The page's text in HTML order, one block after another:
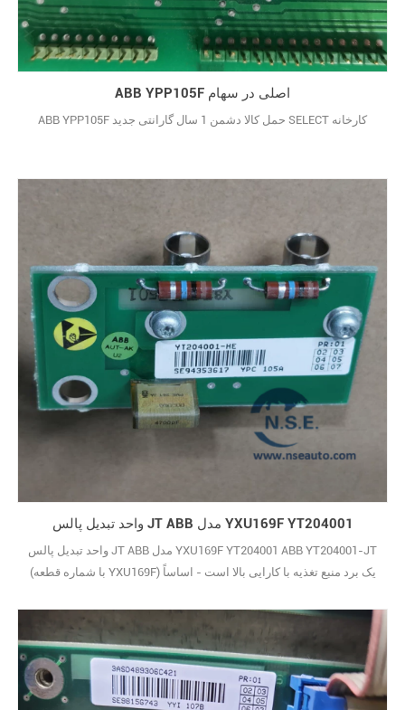
ABB YPP105F اصلی در سهام
ABB YPP105F حمل کالا دشمن 1 سال گارانتی جدید SELECT کارخانه
واحد تبدیل پالس JT ABB مدل YXU169F YT204001
واحد تبدیل پالس JT ABB مدل YXU169F YT204001 ABB YT204001-JT
(با شماره قطعه YXU169F) یک برد منبع تغذیه با کارایی بالا است - اساساً
اصلی آن پمپاژ برق پایدار و تنظیم‌شده، حتی در محیط‌های صنعتی سخت
است. این پایداری اهمیت دارد زیرا باعث می‌شود تمام دستگاه‌های متصل
به طور کارآمد و ایمن کار ک29